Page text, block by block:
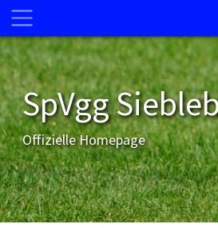
SpVgg
Offizielle Homepage